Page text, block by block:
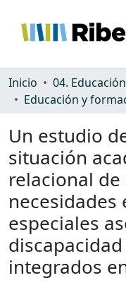
Comunidades
Estadísticas
Inicio
04.
Educación y
Un estudio
situación
relacional
necesidades
especiales
integrados